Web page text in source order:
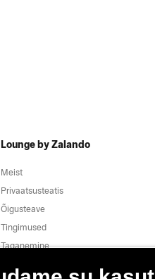
Lounge by Zalando
Meist
Privaatsusteatis
Õigusteave
Tingimused
Taganemine